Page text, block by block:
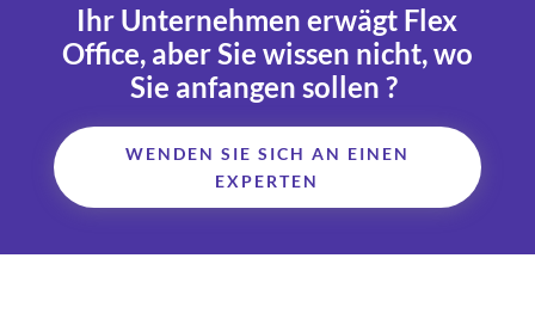
Ihr Unternehmen erwägt Flex
Office, aber Sie wissen nicht, wo
Sie anfangen sollen ?
WENDEN SIE SICH AN EINEN
EXPERTEN